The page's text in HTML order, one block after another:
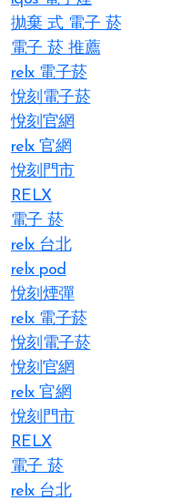
拋棄 式 電子 菸​
電子 菸 推薦
relx 電子菸
悅刻電子菸
悅刻官網
relx 官網
悅刻門市
RELX
電子 菸
relx 台北
relx pod
悅刻煙彈
relx 電子菸
悅刻電子菸
悅刻官網
relx 官網
悅刻門市
RELX
電子 菸
relx 台北